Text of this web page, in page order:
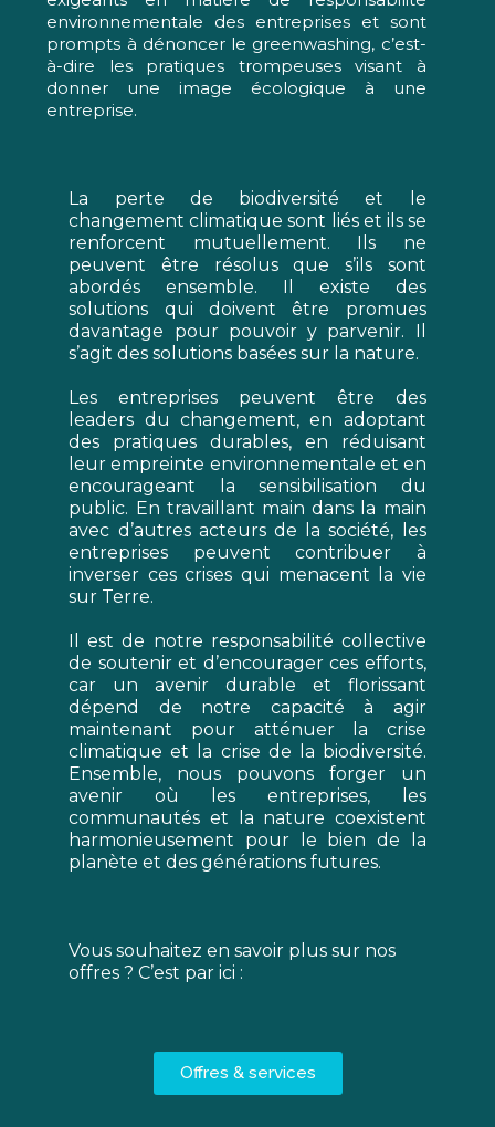
environnementale des entreprises et sont
prompts à dénoncer le greenwashing, c’est-
à-dire les pratiques trompeuses visant à
donner une image écologique à une
entreprise.
La perte de biodiversité et le
changement climatique sont liés et ils se
renforcent mutuellement. Ils ne
peuvent être résolus que s’ils sont
abordés ensemble. Il existe des
solutions qui doivent être promues
davantage pour pouvoir y parvenir. Il
s’agit des solutions basées sur la nature.
Les entreprises peuvent être des
leaders du changement, en adoptant
des pratiques durables, en réduisant
leur empreinte environnementale et en
encourageant la sensibilisation du
public. En travaillant main dans la main
avec d’autres acteurs de la société, les
entreprises peuvent contribuer à
inverser ces crises qui menacent la vie
sur Terre.
Il est de notre responsabilité collective
de soutenir et d’encourager ces efforts,
car un avenir durable et florissant
dépend de notre capacité à agir
maintenant pour atténuer la crise
climatique et la crise de la biodiversité.
Ensemble, nous pouvons forger un
avenir où les entreprises, les
communautés et la nature coexistent
harmonieusement pour le bien de la
planète et des générations futures.
Vous souhaitez en savoir plus sur nos
offres ? C’est par ici :
Offres & services